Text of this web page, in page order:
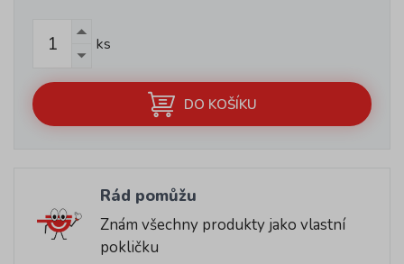
ks
DO KOŠÍKU
Rád pomůžu
Znám všechny produkty jako vlastní
pokličku